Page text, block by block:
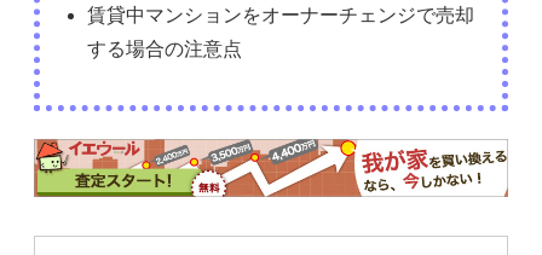
賃貸中マンションをオーナーチェンジで売却
する場合の注意点